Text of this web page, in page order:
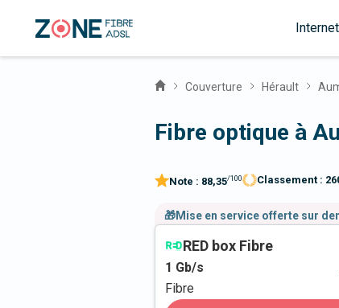
Internet
Couverture Hérault
Fibre optique à
Note : 88,35/100 Classement :
🎁Mise en service offerte sur
RED box Fibre
1 Gb/s
Fibre